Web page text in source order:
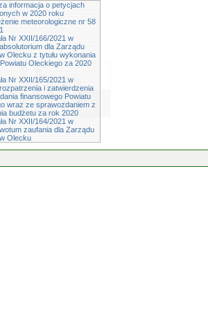
informacja o petycjach
w 2020 roku
meteorologiczne nr 58
Nr XXII/166/2021 w
dla Zarządu
Olecku z tytułu wykonania
Oleckiego za 2020
Nr XXII/165/2021 w
i zatwierdzenia
finansowego Powiatu
wraz ze sprawozdaniem z
budżetu za rok 2020
Nr XXII/164/2021 w
zaufania dla Zarządu
Olecku